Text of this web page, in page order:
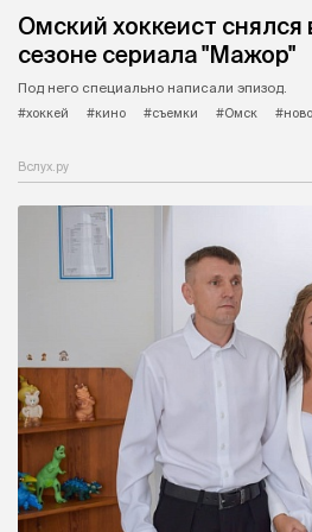
Омский хоккеист снялся
сезоне сериала "Мажор"
Под него специально написали эпизод.
#хоккей
#кино #съемки #Омск
Вслух.ру